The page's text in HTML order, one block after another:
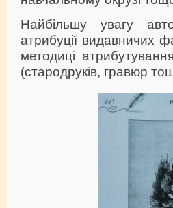
Найбільшу увагу
атрибуції видавничих
методиці
(стародруків, гравюр